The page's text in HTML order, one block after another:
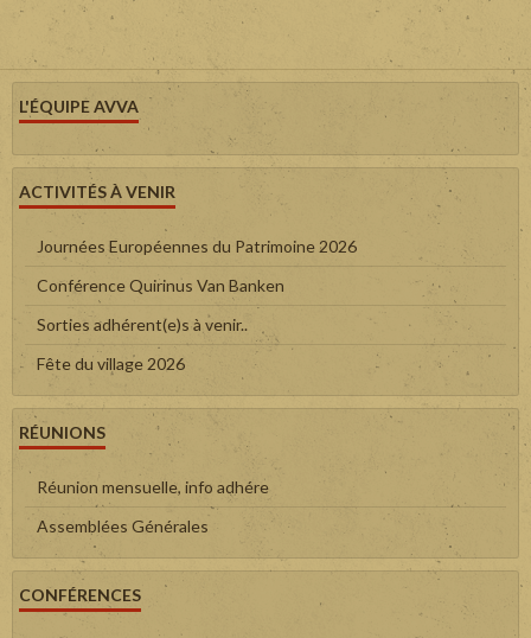
L'ÉQUIPE AVVA
ACTIVITÉS À VENIR
Journées Européennes du Patrimoine 2026
Conférence Quirinus Van Banken
Sorties adhérent(e)s à venir..
Fête du village 2026
RÉUNIONS
Réunion mensuelle, info adhére
Assemblées Générales
CONFÉRENCES